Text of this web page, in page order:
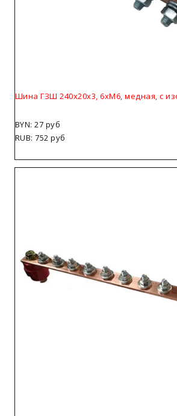
Шина ГЗШ 240х20х3, 6хМ6, медная, с
BYN: 27 руб
RUB: 752 руб